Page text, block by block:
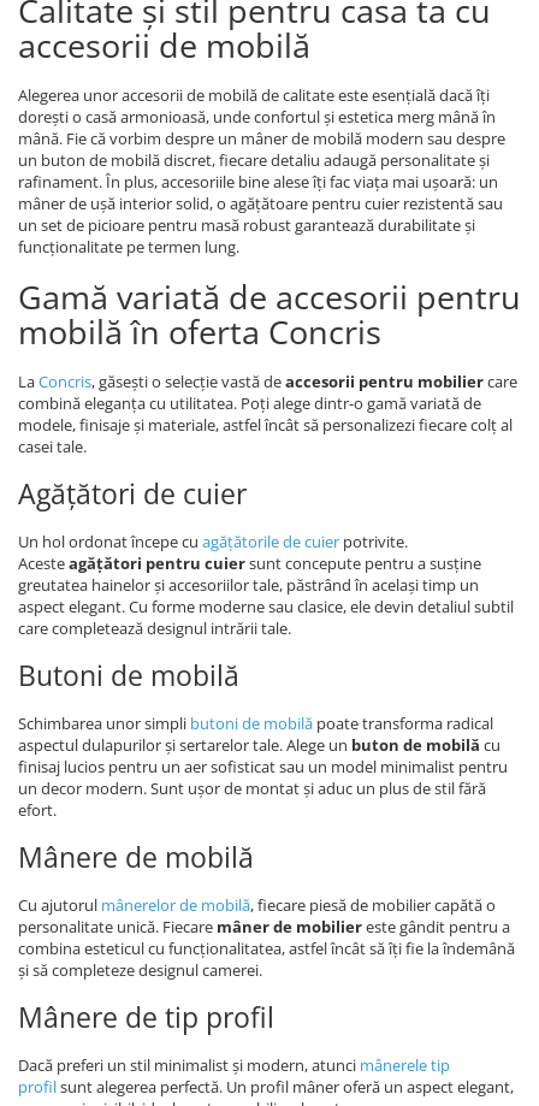
Calitate și stil pentru casa ta cu
accesorii de mobilă
Alegerea unor accesorii de mobilă de calitate este esențială dacă îți
dorești o casă armonioasă, unde confortul și estetica merg mână în
mână. Fie că vorbim despre un mâner de mobilă modern sau despre
un buton de mobilă discret, fiecare detaliu adaugă personalitate și
rafinament. În plus, accesoriile bine alese îți fac viața mai ușoară: un
mâner de ușă interior solid, o agățătoare pentru cuier rezistentă sau
un set de picioare pentru masă robust garantează durabilitate și
funcționalitate pe termen lung.
Gamă variată de accesorii pentru
mobilă în oferta Concris
LaConcris, găsești o selecție vastă deaccesorii pentru mobiliercare
combină eleganța cu utilitatea. Poți alege dintr-o gamă variată de
modele, finisaje și materiale, astfel încât să personalizezi fiecare colț al
casei tale.
Agățători de cuier
Un hol ordonat începe cu agățătorile de cuier potrivite.
Acesteagățători pentru cuiersunt concepute pentru a susține
greutatea hainelor și accesoriilor tale, păstrând în același timp un
aspect elegant. Cu forme moderne sau clasice, ele devin detaliul subtil
care completează designul intrării tale.
Butoni de mobilă
Schimbarea unor simpli butoni de mobilă poate transforma radical
aspectul dulapurilor și sertarelor tale. Alege un buton de mobilă cu
finisaj lucios pentru un aer sofisticat sau un model minimalist pentru
un decor modern. Sunt ușor de montat și aduc un plus de stil fără
efort.
Mânere de mobilă
Cu ajutorul mânerelor de mobilă, fiecare piesă de mobilier capătă o
personalitate unică. Fiecare mâner de mobiliereste gândit pentru a
combina esteticul cu funcționalitatea, astfel încât să îți fie la îndemână
și să completeze designul camerei.
Mânere de tip profil
Dacă preferi un stil minimalist și modern, atunci mânerele tip
profilsunt alegerea perfectă. Un profil mâner oferă un aspect elegant,